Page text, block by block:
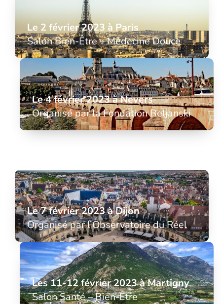
Le 2 février 2023 à Paris
Salon Bien-Être – Médecine Douce
Le 4 février 2023 à Nevers
Organisé par la Fondation Beljanski
Le 7 février 2023 à Dijon
Organisé par l’Observatoire du Réel
Les 11-12 février 2023 à Martigny
Salon Santé – Bien-Être